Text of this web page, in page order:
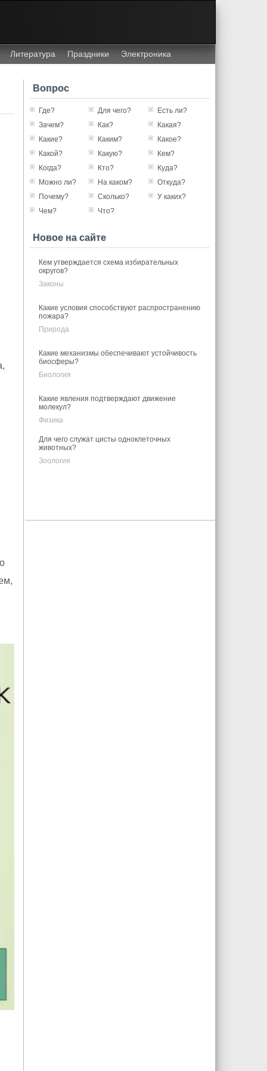
Литература Праздники Электроника
Вопрос
Где? Для чего?
Есть ли?
Зачем?
Как?
Какая?
Какие?
Каким?
Какое?
Какой?
Какую?
Кем?
Когда?
Кто?
Куда?
Можно ли?
На каком?
Откуда?
Почему?
Сколько?
У каких?
Чем?
Что?
Новое на сайте
Кем утверждается схема избирательных
округов?
Законы
Какие условия способствуют распространению
пожара?
Природа
Какие механизмы обеспечивают устойчивость
биосферы?
Биология
Какие явления подтверждают движение
молекул?
Физика
Для чего служат цисты одноклеточных
животных?
Зоология